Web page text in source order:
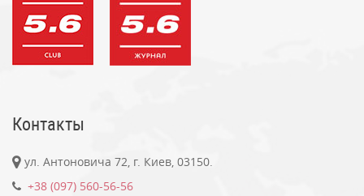
Контакты
ул. Антоновича 72, г. Киев, 03150.
+38 (097) 560-56-56